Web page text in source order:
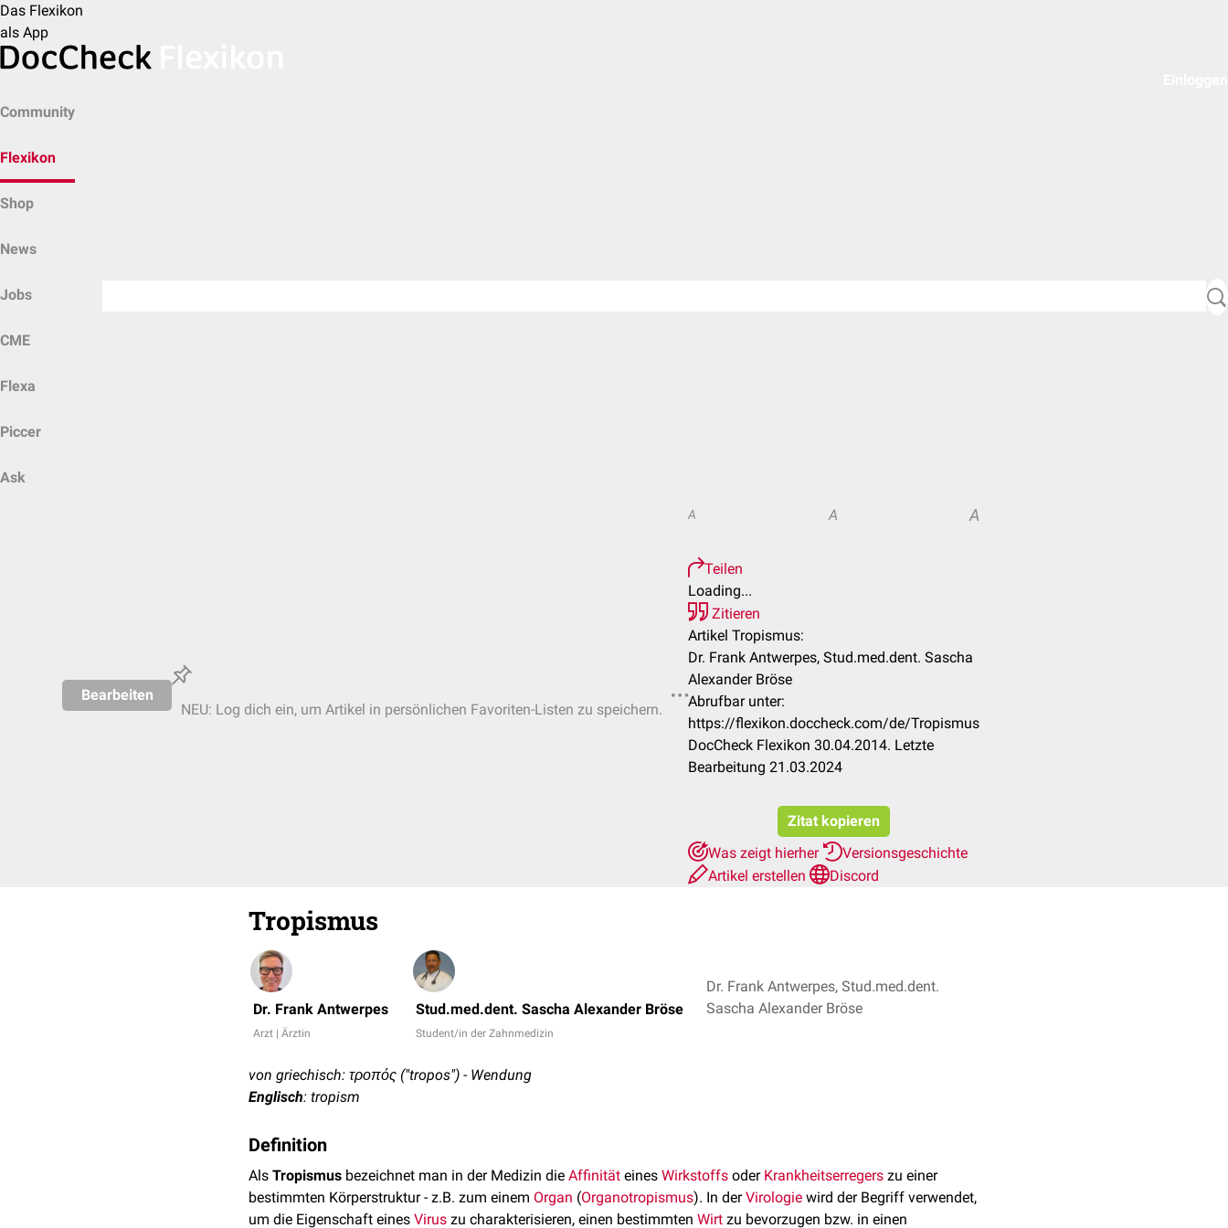
Das Flexikon
als App
Community
Flexikon
Shop
News
Jobs
CME
Flexa
Piccer
Ask
Bearbeiten
NEU: Log dich ein, um Artikel in persönlichen Favoriten-Listen zu speichern.
A A A
Teilen
Loading...
Zitieren
Artikel Tropismus:
Dr. Frank Antwerpes, Stud.med.dent. Sascha
Alexander Bröse
Abrufbar unter:
https://flexikon.doccheck.com/de/Tropismus
DocCheck Flexikon 30.04.2014. Letzte
Bearbeitung 21.03.2024
Zitat kopieren
Was zeigt hierher
Versionsgeschichte
Artikel erstellen
Discord
Tropismus
Dr. Frank Antwerpes
Arzt | Ärztin
Stud.med.dent. Sascha Alexander Bröse
Student/in der Zahnmedizin
Dr. Frank Antwerpes, Stud.med.dent.
Sascha Alexander Bröse
von griechisch: τροπός ("tropos") - Wendung
Englisch: tropism
Definition
Als Tropismus bezeichnet man in der Medizin die Affinität eines Wirkstoffs oder Krankheitserregers zu einer
bestimmten Körperstruktur - z.B. zum einem Organ (Organotropismus). In derVirologie wird der Begriff verwendet,
um die Eigenschaft eines Virus zu charakterisieren, einen bestimmten Wirt zu bevorzugen bzw. in einen